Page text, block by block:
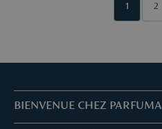
1 2
BIENVENUE CHEZ PARFUMA